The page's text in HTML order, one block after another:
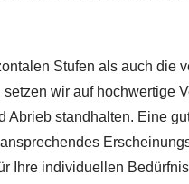
Stufen als auch die
wir auf hochwertige
Abrieb standhalten. Eine
Ihre individuellen